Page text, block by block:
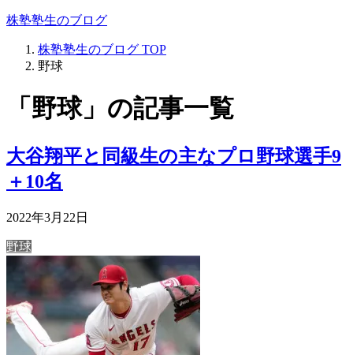
株塾塾生のブログ
株塾塾生のブログ TOP
野球
「野球」の記事一覧
大谷翔平と同級生の主なプロ野球選手9
＋10名
2022年3月22日
野球